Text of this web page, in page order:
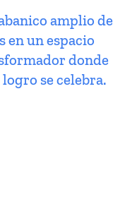
amplio de
en un espacio
donde
se celebra.